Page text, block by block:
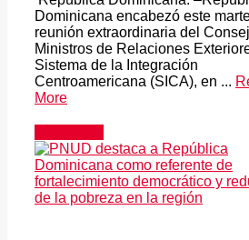
Dominicana encabezó este
reunión extraordinaria del
Ministros de Relaciones
Sistema de la Integración
Centroamericana (SICA), en ...
More